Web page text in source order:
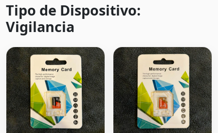
Tipo de Dispositivo:
Vigilancia